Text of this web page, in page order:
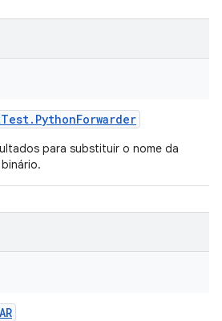
Test. PythonForwarder
para substituir o nome da